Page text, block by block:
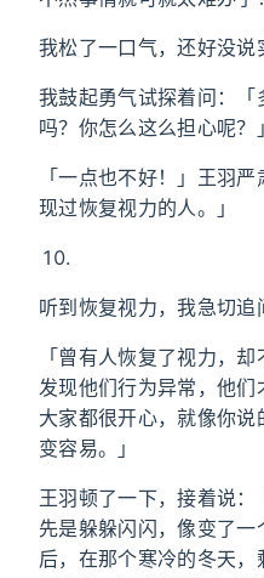
我松了一口气，还好没说
我鼓起勇气试探着问：
吗？你怎么这么担心呢？」
「一点也不好！」王羽
现过恢复视力的人。」
听到恢复视力，我急切追
「曾有人恢复了视力，
发现他们行为异常，他们
大家都很开心，就像你
变容易。」
王羽顿了一下，接着说
先是躲躲闪闪，像变了
后，在那个寒冷的冬天